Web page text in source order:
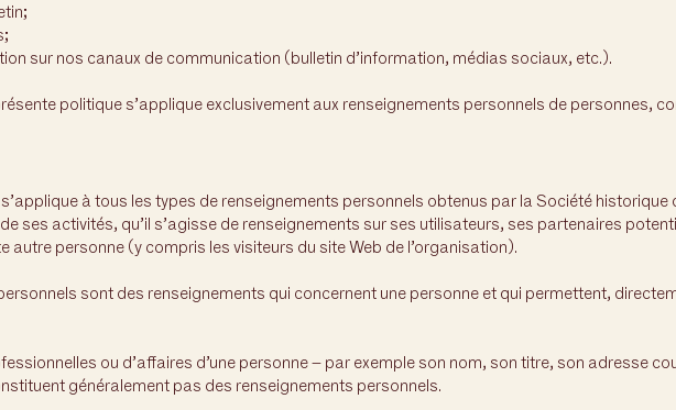
sur nos canaux de communication (bulletin d’information, médias sociaux, etc.).
politique s’applique exclusivement aux renseignements personnels de personnes,
à tous les types de renseignements personnels obtenus par la Société
ses activités, qu’il s’agisse de renseignements sur ses utilisateurs, ses partenaires
autre personne (y compris les visiteurs du site Web de l’organisation).
sont des renseignements qui concernent une personne et qui permettent,
ou d’affaires d’une personne – par exemple son nom, son titre, son adresse
généralement pas des renseignements personnels.